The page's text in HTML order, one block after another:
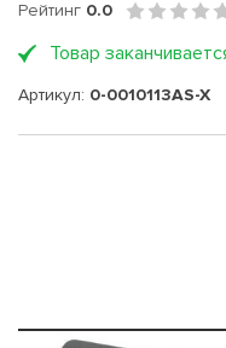
Рейтинг 0.0
Товар
Артикул: 0-0010113AS-X